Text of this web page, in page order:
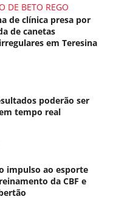
DE BETO REGO
de clínica presa por
de canetas
em Teresina
poderão ser
tempo real
impulso ao esporte
da CBF e